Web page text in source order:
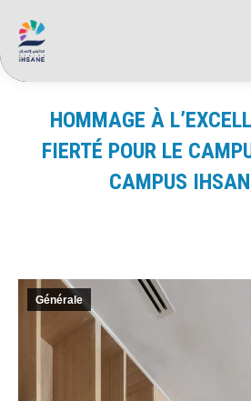
HOMMAGE À
FIERTÉ POUR LE
CAMPUS
Générale